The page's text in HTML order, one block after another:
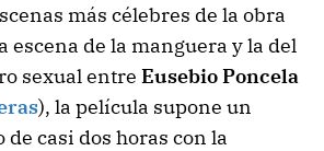
más célebres de la obra
escena de la manguera y la del
sexual entre Eusebio Poncela
), la película supone un
casi dos horas con la